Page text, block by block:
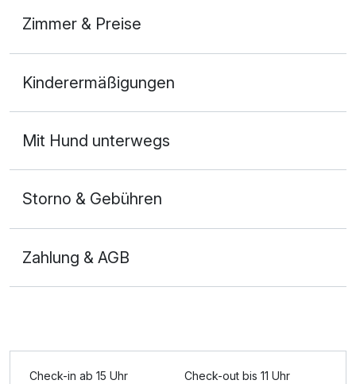
Zimmer & Preise
2 Erwachsene und 2 Kinder
Kinderermäßigungen
Mit Hund unterwegs
Storno & Gebühren
Zahlung & AGB
Check-in ab 15 Uhr Check-out bis 11 Uhr